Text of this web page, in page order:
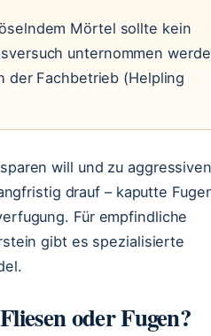
Mörtel sollte kein
unternommen
der Fachbetrieb (Helpling
will und zu aggressiven
drauf – kaputte
Für empfindliche
gibt es spezialisierte
oder Fugen?